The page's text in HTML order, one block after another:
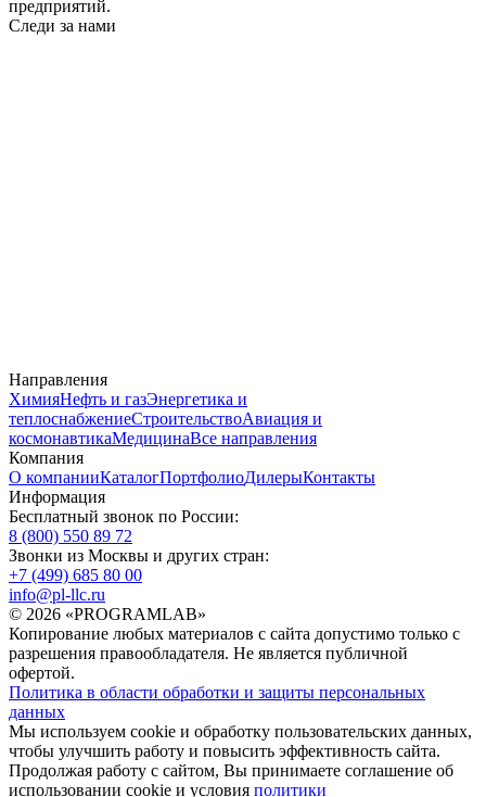
предприятий.
Следи за нами
Направления
ХимияНефть и газЭнергетика и
теплоснабжениеСтроительствоАвиация и
космонавтикаМедицинаВсе направления
Компания
О компанииКаталогПортфолиоДилерыКонтакты
Информация
Бесплатный звонок по России:
8 (800) 550 89 72
Звонки из Москвы и других стран:
+7 (499) 685 80 00
info@pl-llc.ru
© 2026 «PROGRAMLAB»
Копирование любых материалов с сайта допустимо только с
разрешения правообладателя. Не является публичной
офертой.
Политика в области обработки и защиты персональных
данных
Мы используем cookie и обработку пользовательских данных,
чтобы улучшить работу и повысить эффективность сайта.
Продолжая работу с сайтом, Вы принимаете соглашение об
использовании cookie и условия политики